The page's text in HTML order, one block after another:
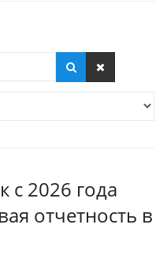
с 2026 года
отчетность в